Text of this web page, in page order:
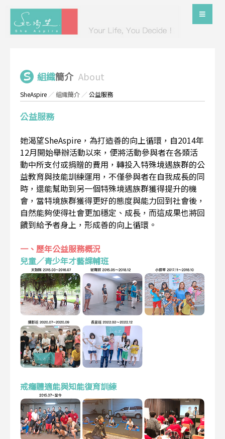
組織簡介 About
SheAspire ／組織簡介 ／公益服務
公益服務
她渴望SheAspire，為打造善的向上循環，自2014年
12月開始舉辦活動以來，便將活動參與者在各類活
動中所支付或捐贈的費用，轉投入特殊境遇族群的公
益教育與技能訓練運用，不僅參與者在自我成長的同
時，還能幫助到另一個特殊境遇族群獲得提升的機
會，當特境族群獲得更好的態度與能力回到社會後，
自然能夠使得社會更加穩定、成長，而這成果也將回
饋到給予者身上，形成善的向上循環。
一、歷年公益服務概況
兒童／青少年才藝課輔班
戒癮體適能與知能復育訓練